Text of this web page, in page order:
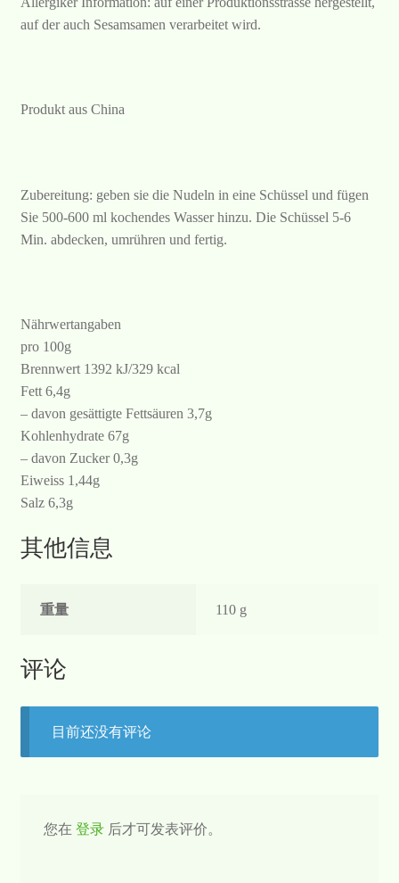
auf der auch Sesamsamen verarbeitet wird.
Produkt aus China
Zubereitung: geben sie die Nudeln in eine Schüssel und fügen
Sie 500-600 ml kochendes Wasser hinzu. Die Schüssel 5-6
Min. abdecken, umrühren und fertig.
Nährwertangaben
pro 100g
Brennwert 1392 kJ/329 kcal
Fett 6,4g
– davon gesättigte Fettsäuren 3,7g
Kohlenhydrate 67g
– davon Zucker 0,3g
Eiweiss 1,44g
Salz 6,3g
其他信息
重量 110 g
评论
目前还没有评论
您在 登录后才可发表评价。